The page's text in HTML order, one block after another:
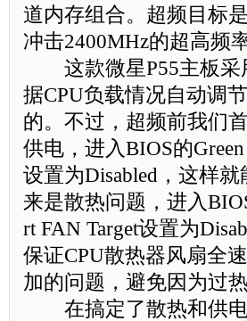
道内存组合。超频目标
冲击2400MHz的超高频率
这款微星P55主板采
据CPU负载情况自动调
的。不过，超频前我们
供电，进入BIOS的
设置为Disabled，这样
来是散热问题，进入
rt FAN Target设置为
保证CPU散热器风扇全
加的问题，避免因为过
在搞定了散热和供电